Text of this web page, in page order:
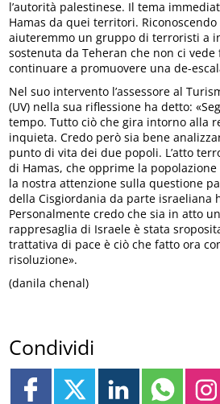
l’autorità palestinese. Il tema
Hamas da quei territori.
aiuteremmo un gruppo di terroristi a
sostenuta da Teheran che non ci vede
continuare a promuovere una de-
Nel suo intervento l’assessore al
(UV) nella sua riflessione ha detto:
tempo. Tutto ciò che gira intorno alla
inquieta. Credo però sia bene
punto di vita dei due popoli. L’atto
di Hamas, che opprime la
la nostra attenzione sulla questione
della Cisgiordania da parte israeliana
Personalmente credo che sia in atto
rappresaglia di Israele è stata
trattativa di pace è ciò che fatto ora
risoluzione».
(danila chenal)
Condividi